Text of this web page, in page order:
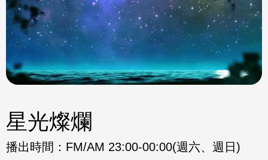
星光燦爛
播出時間： FM/AM 23:00-00:00(週六、週日)